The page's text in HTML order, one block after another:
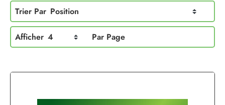
Trier Par Position
Afficher 4 Par Page